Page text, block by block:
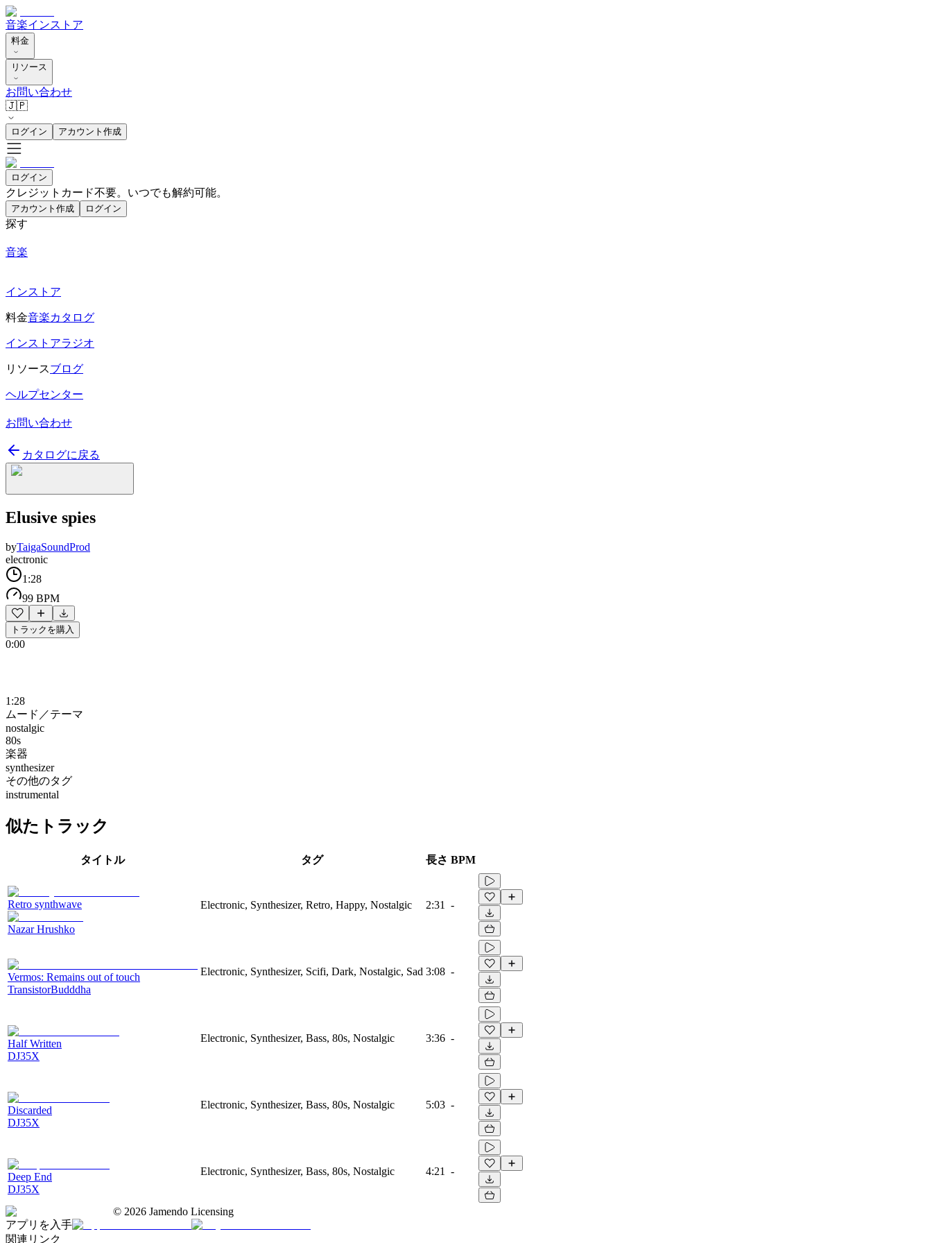
音楽インストア
料金
リソース
お問い合わせ
🇯🇵
ログイン アカウント作成
ログイン
クレジットカード不要。いつでも解約可能。
アカウント作成 ログイン
探す
音楽
インストア
料金音楽カタログ
インストアラジオ
リソースブログ
ヘルプセンター
お問い合わせ
カタログに戻る
Elusive spies
byTaigaSoundProd
electronic
1:28
99 BPM
トラックを購入
0:00
1:28
ムード／テーマ
nostalgic
80s
楽器
synthesizer
その他のタグ
instrumental
似たトラック
タイトル タグ 長さ BPM
Retro synthwave
Nazar Hrushko
Electronic, Synthesizer, Retro, Happy, Nostalgic 2:31 -
Vermos: Remains out of touch
TransistorBudddha
Electronic, Synthesizer, Scifi, Dark, Nostalgic, Sad 3:08 -
Half Written
DJ35X
Electronic, Synthesizer, Bass, 80s, Nostalgic 3:36 -
Discarded
DJ35X
Electronic, Synthesizer, Bass, 80s, Nostalgic 5:03 -
Deep End
DJ35X
Electronic, Synthesizer, Bass, 80s, Nostalgic 4:21 -
© 2026 Jamendo Licensing
アプリを入手
関連リンク